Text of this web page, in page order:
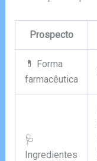
Prospecto
💊 Forma
farmacêutica
🩺
Ingredientes